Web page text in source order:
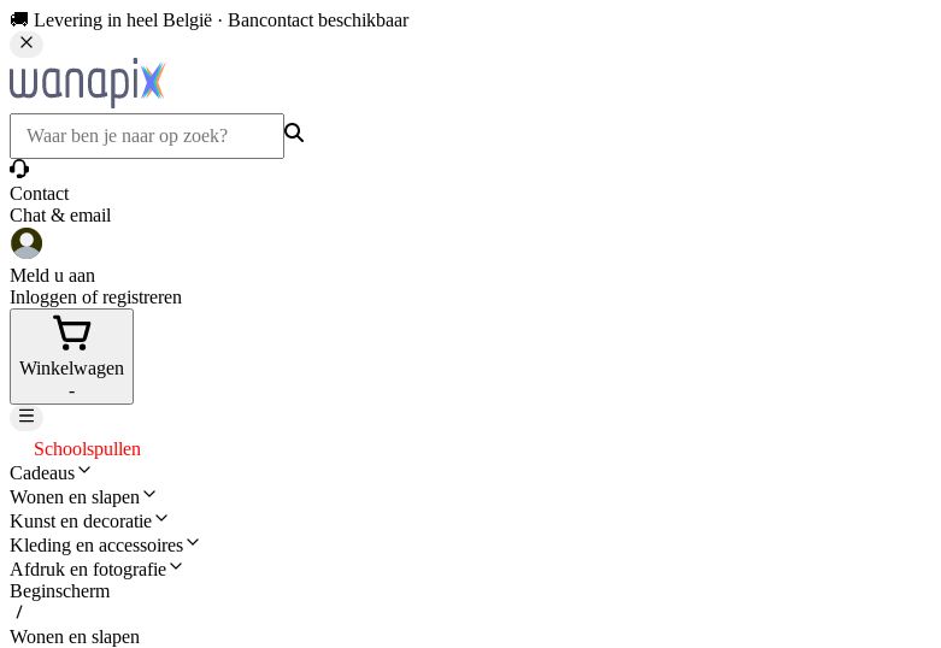
🚚 Levering in heel België · Bancontact beschikbaar
Contact
Chat & email
Meld u aan
Inloggen of registreren
Winkelwagen
-
Schoolspullen
Cadeaus
Wonen en slapen
Kunst en decoratie
Kleding en accessoires
Afdruk en fotografie
Beginscherm
Wonen en slapen